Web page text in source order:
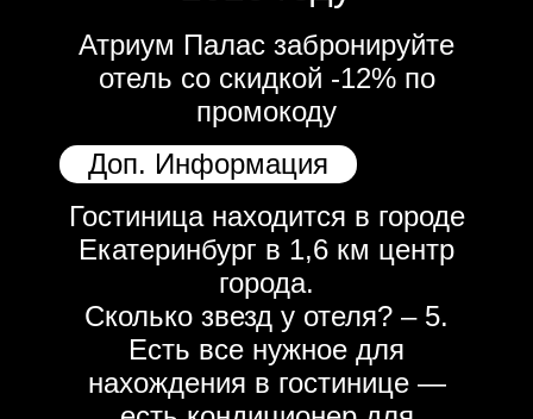
Атриум Палас забронируйте
отель со скидкой -12% по
промокоду
Доп. Информация
Гостиница находится в городе
Екатеринбург в 1,6 км центр
города.
Сколько звезд у отеля? – 5.
Есть все нужное для
нахождения в гостинице —